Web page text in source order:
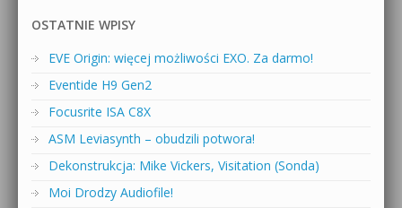
OSTATNIE WPISY
EVE Origin: więcej możliwości EXO. Za darmo!
Eventide H9 Gen2
Focusrite ISA C8X
ASM Leviasynth – obudzili potwora!
Dekonstrukcja: Mike Vickers, Visitation (Sonda)
Moi Drodzy Audiofile!